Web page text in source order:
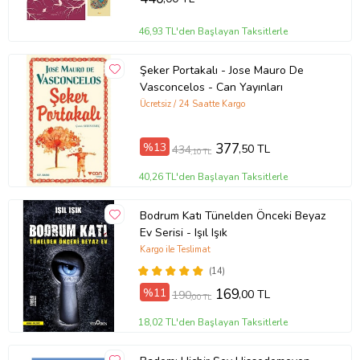
Sayfa Sayısı: 248
Çevirmen:
Ürün Kodu:kcm24491069
46,93 TL'den Başlayan Taksitlerle
Şeker Portakalı - Jose Mauro De
Vasconcelos - Can Yayınları
Ücretsiz / 24 Saatte Kargo
%13 434,10 TL 377,50 TL
40,26 TL'den Başlayan Taksitlerle
Bodrum Katı Tünelden Önceki Beyaz
Ev Serisi - Işıl Işık
(14)
Kargo ile Teslimat
%11 190,00 TL 169,00 TL
18,02 TL'den Başlayan Taksitlerle